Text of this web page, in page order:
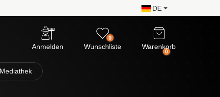
DE
Anmelden
0
Wunschliste
0
Warenkorb